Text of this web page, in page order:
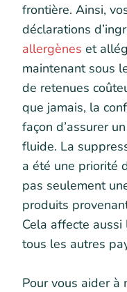
frontière. Ainsi,
déclarations
allergènes et
maintenant sous
de retenues
que jamais, la
façon d’assurer
fluide. La
a été une priorité
pas seulement
produits
Cela affecte
tous les autres
Pour vous aider à